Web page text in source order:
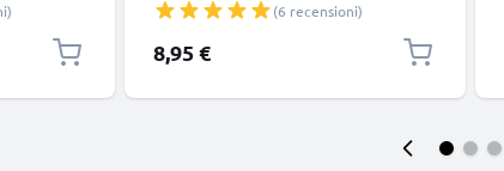
smartphone (Samsung, Huawei,
Google Pixel), fotocamera Canon,
Panasonic Lumix, Sony connettore
(6 recensioni)
8,95 €